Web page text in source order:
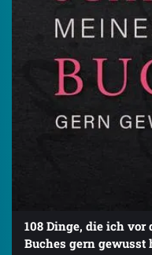
108 Dinge, die ich vor
Buches gern gewusst